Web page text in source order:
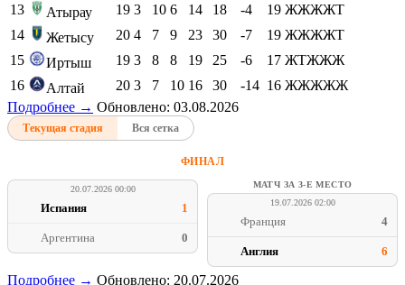
13
Атырау 19 3 10 6 14 18 -4 19 ЖЖЖЖТ
14
Жетысу 20 4 7 9 23 30 -7 19 ЖЖЖЖТ
15
Иртыш 19 3 8 8 19 25 -6 17 ЖТЖЖЖ
16
Алтай 20 3 7 10 16 30 -14 16 ЖЖЖЖЖ
Подробнее → Обновлено: 03.08.2026
Текущая стадия Вся сетка
ФИНАЛ
20.07.2026 00:00
Испания 1
Аргентина 0
МАТЧ ЗА 3-Е МЕСТО
19.07.2026 02:00
Франция 4
Англия 6
Подробнее → Обновлено: 20.07.2026